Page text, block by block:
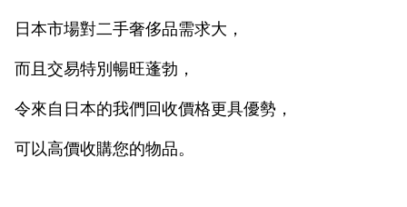
日本市場對二手奢侈品需求大，
而且交易特別暢旺蓬勃，
令來自日本的我們回收價格更具優勢，
可以高價收購您的物品。